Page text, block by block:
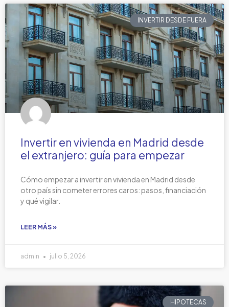
INVERTIR DESDE FUERA
Invertir en vivienda en Madrid desde
el extranjero: guía para empezar
Cómo empezar a invertir en vivienda en Madrid desde
otro país sin cometer errores caros: pasos, financiación
y qué vigilar.
LEER MÁS »
admin julio 5, 2026
HIPOTECAS